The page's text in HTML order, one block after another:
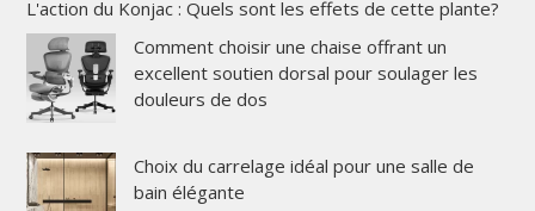
L'action du Konjac : Quels sont les effets de cette plante?
Comment choisir une chaise offrant un
excellent soutien dorsal pour soulager les
douleurs de dos
Choix du carrelage idéal pour une salle de
bain élégante